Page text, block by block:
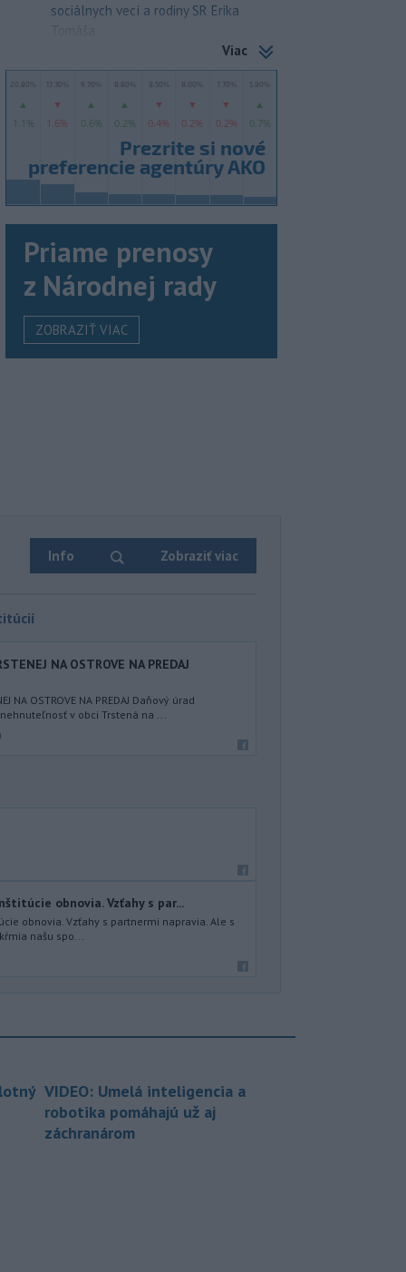
sociálnych vecí a rodiny SR Erika
Tomáša
Viac
Priame prenosy
z Národnej rady
ZOBRAZIŤ VIAC
Info Zobraziť viac
NA OSTROVE NA PREDAJ
NA OSTROVE NA PREDAJ Daňový úrad
v obci Trstená na ...
obnovia. Vzťahy s par...
obnovia. Vzťahy s partnermi napravia. Ale s
našu spo...
VIDEO: Umelá inteligencia a
robotika pomáhajú už aj
záchranárom